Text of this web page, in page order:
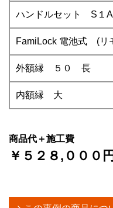
ハンドルセット S１
FamiLock 電池式 (リ
外額縁 ５０ 長
内額縁 大
商品代＋施工費
￥５２８,０００円